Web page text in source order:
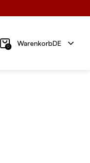
0 WarenkorbDE